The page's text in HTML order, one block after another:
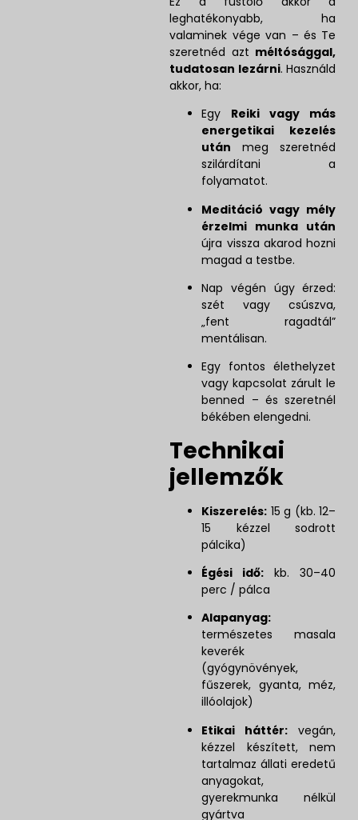
leghatékonyabb, ha
valaminek vége van – és Te
szeretnéd azt méltósággal,
tudatosan lezárni. Használd
akkor, ha:
Egy Reiki vagy más
energetikai kezelés
után meg szeretnéd
szilárdítani a
folyamatot.
Meditáció vagy mély
érzelmi munka után
újra vissza akarod hozni
magad a testbe.
Nap végén úgy érzed:
szét vagy csúszva,
„fent ragadtál”
mentálisan.
Egy fontos élethelyzet
vagy kapcsolat zárult le
benned – és szeretnél
békében elengedni.
Technikai
jellemzők
Kiszerelés: 15 g (kb. 12–
15 kézzel sodrott
pálcika)
Égési idő: kb. 30–40
perc / pálca
Alapanyag:
természetes masala
keverék
(gyógynövények,
fűszerek, gyanta, méz,
illóolajok)
Etikai háttér: vegán,
kézzel készített, nem
tartalmaz állati eredetű
anyagokat,
gyerekmunka nélkül
gyártva